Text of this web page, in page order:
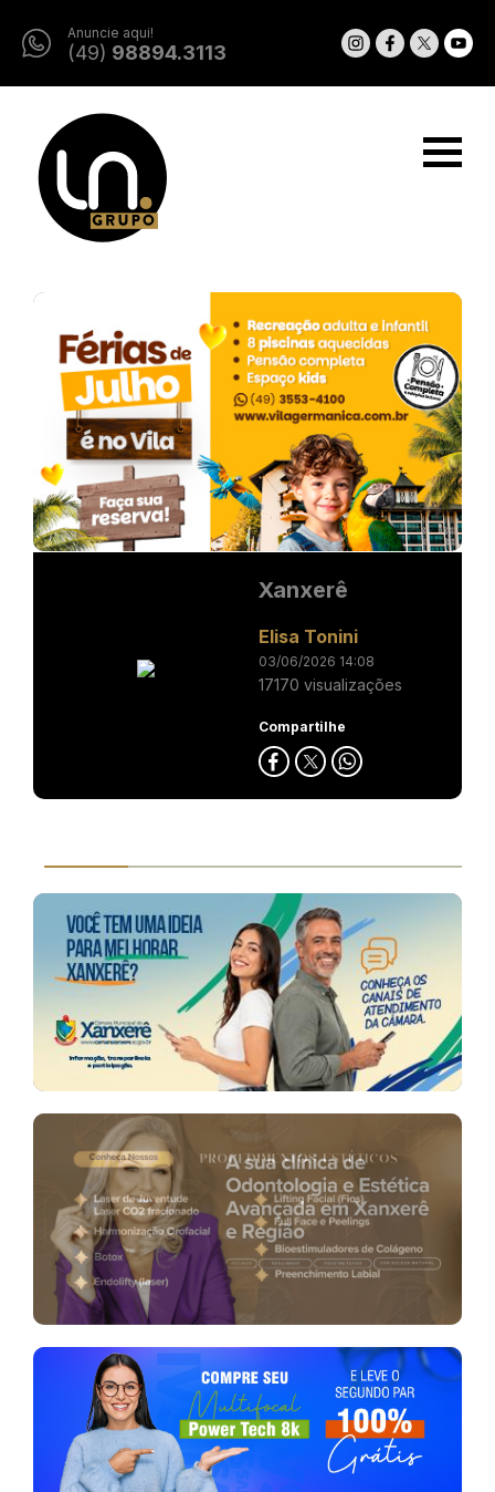
Anuncie aqui!
(49) 98894.3113
Xanxerê
Elisa Tonini
03/06/2026 14:08
17170 visualizações
Compartilhe